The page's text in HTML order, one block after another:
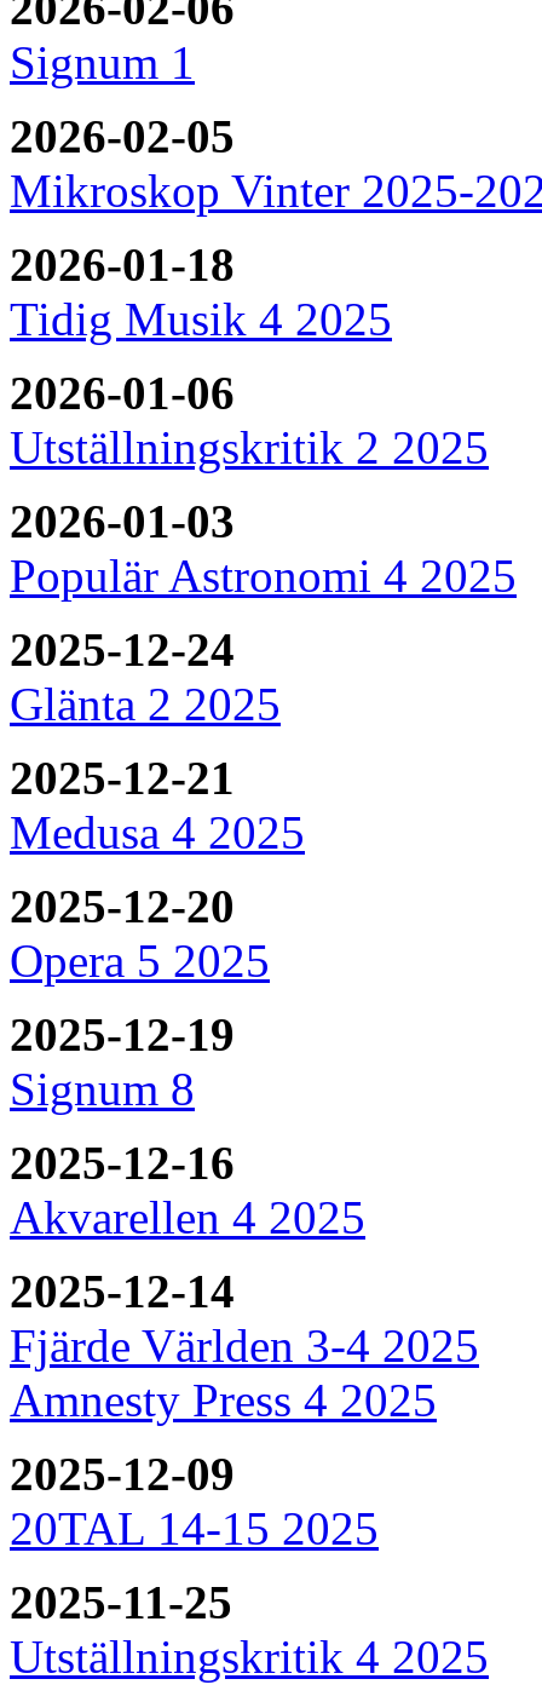
Signum 1
2026-02-05
Mikroskop Vinter 2025-
2026-01-18
Tidig Musik 4 2025
2026-01-06
Utställningskritik 2 2025
2026-01-03
Populär Astronomi 4 2025
2025-12-24
Glänta 2 2025
2025-12-21
Medusa 4 2025
2025-12-20
Opera 5 2025
2025-12-19
Signum 8
2025-12-16
Akvarellen 4 2025
2025-12-14
Fjärde Världen 3-4 2025
Amnesty Press 4 2025
2025-12-09
20TAL 14-15 2025
2025-11-25
Utställningskritik 4 2025